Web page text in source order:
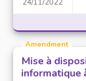
Amendment
Mise à
informatique